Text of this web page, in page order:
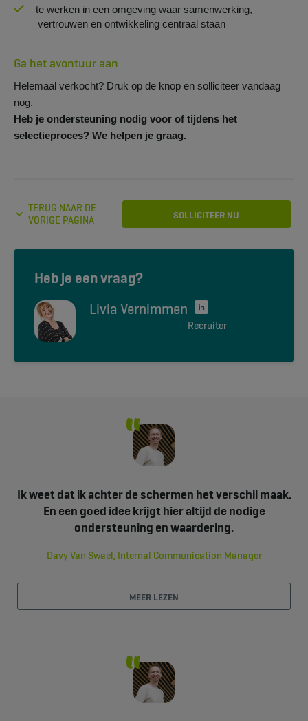
te werken in een omgeving waar samenwerking,
vertrouwen en ontwikkeling centraal staan
Ga het avontuur aan
Helemaal verkocht? Druk op de knop en solliciteer vandaag
nog.
Heb je ondersteuning nodig voor of tijdens het
selectieproces? We helpen je graag.
Heb je een vraag?
Livia Vernimmen
Recruiter
TERUG NAAR DE
VORIGE PAGINA
SOLLICITEER NU
Ik weet dat ik achter de schermen het verschil maak.
En een goed idee krijgt hier altijd de nodige
ondersteuning en waardering.
Davy Van Swael, Internal Communication Manager
MEER LEZEN